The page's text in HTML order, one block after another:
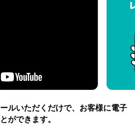
ルいただくだけで、お客様に電子
ができます。